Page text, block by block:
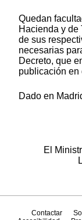
Quedan
Hacienda y de
de sus
necesarias
Decreto, que
publicación en
Dado en
El
Contactar